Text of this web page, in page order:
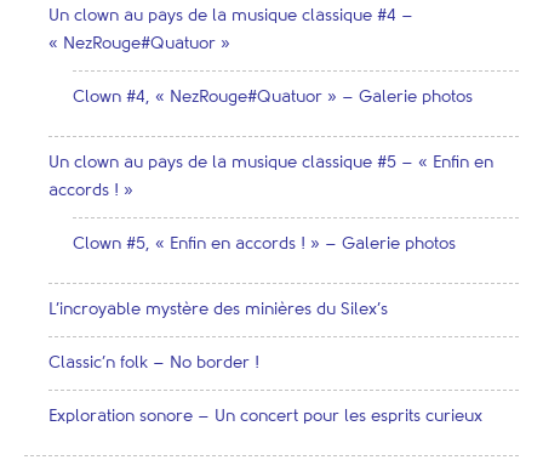
Un clown au pays de la musique classique #4 –
« NezRouge#Quatuor »
Clown #4, « NezRouge#Quatuor » – Galerie photos
Un clown au pays de la musique classique #5 – « Enfin en
accords ! »
Clown #5, « Enfin en accords ! » – Galerie photos
L’incroyable mystère des minières du Silex’s
Classic’n folk – No border !
Exploration sonore – Un concert pour les esprits curieux